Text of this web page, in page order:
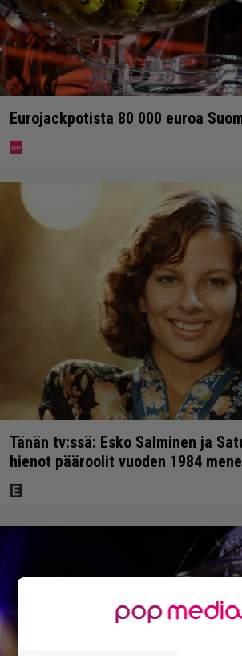
Eurojackpotista 80 000 euroa
Tänän tv:ssä: Esko Salminen ja
hienot pääroolit vuoden 1984